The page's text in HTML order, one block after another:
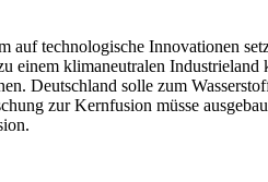
technologische Innovationen
einem klimaneutralen Industrieland
Deutschland solle zum
zur Kernfusion müsse